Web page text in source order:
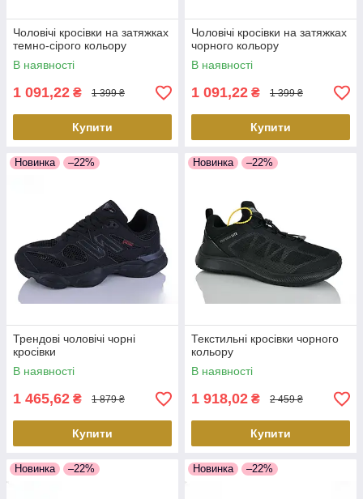
Чоловічі кросівки на затяжках
темно-сірого кольору
В наявності
1 091,22 ₴ 1 399 ₴
Купити
Чоловічі кросівки на затяжках
чорного кольору
В наявності
1 091,22 ₴ 1 399 ₴
Купити
Новинка –22%
Трендові чоловічі чорні
кросівки
В наявності
1 465,62 ₴ 1 879 ₴
Купити
Новинка –22%
Текстильні кросівки чорного
кольору
В наявності
1 918,02 ₴ 2 459 ₴
Купити
Новинка –22% Новинка –22%